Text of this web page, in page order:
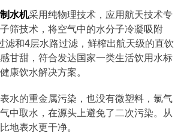
水机采用纯物理技术，应用航天技术专
筛技术，将空气中的水分子冷凝吸附
滤和4层水路过滤，鲜榨出航天级的直饮
甘甜，符合发达国家一类生活饮用水标
康饮水解决方案。
水的重金属污染，也没有微塑料，氯气
中取水，在源头上避免了二次污染。从
地表水更干净。